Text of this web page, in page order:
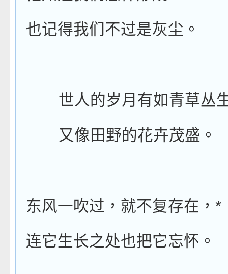
也记得我们不过是灰尘。
世人的岁月有如青草丛
又像田野的花卉茂盛。
东风一吹过，就不复存在， *
连它生长之处也把它忘怀。